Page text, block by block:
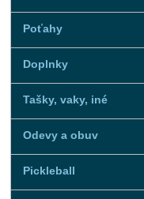
Poťahy
Doplnky
Tašky, vaky, iné
Odevy a obuv
Pickleball